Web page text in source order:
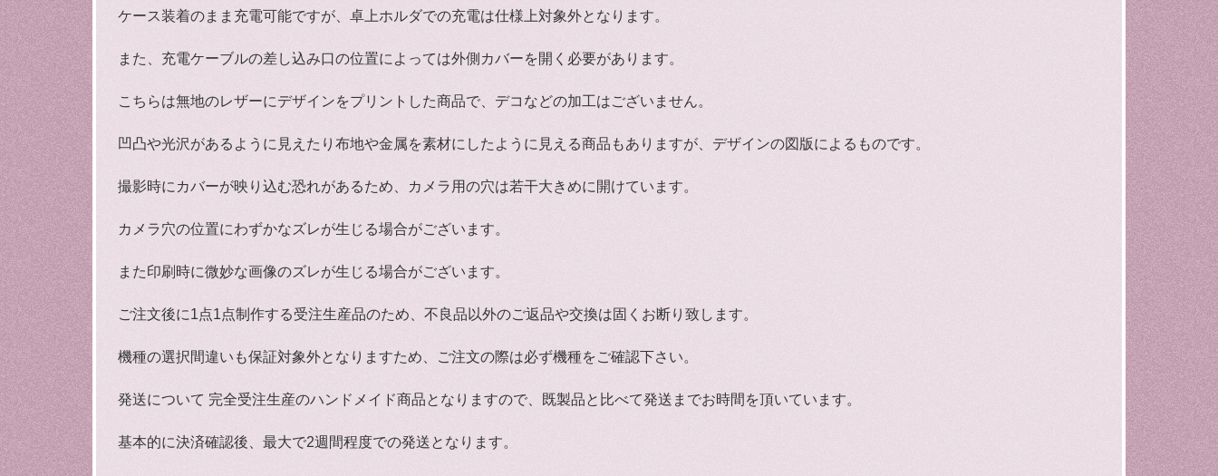
ケース装着のまま充電可能ですが、卓上ホルダでの充電は仕様上対象外となります。
また、充電ケーブルの差し込み口の位置によっては外側カバーを開く必要があります。
こちらは無地のレザーにデザインをプリントした商品で、デコなどの加工はございません。
凹凸や光沢があるように見えたり布地や金属を素材にしたように見える商品もありますが、デザインの図版によるものです。
撮影時にカバーが映り込む恐れがあるため、カメラ用の穴は若干大きめに開けています。
カメラ穴の位置にわずかなズレが生じる場合がございます。
また印刷時に微妙な画像のズレが生じる場合がございます。
ご注文後に1点1点制作する受注生産品のため、不良品以外のご返品や交換は固くお断り致します。
機種の選択間違いも保証対象外となりますため、ご注文の際は必ず機種をご確認下さい。
発送について 完全受注生産のハンドメイド商品となりますので、既製品と比べて発送までお時間を頂いています。
基本的に決済確認後、最大で2週間程度での発送となります。